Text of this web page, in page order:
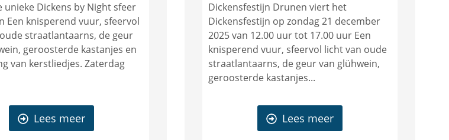
unieke Dickens by Night sfeer
Een knisperend vuur, sfeervol
straatlantaarns, de geur
geroosterde kastanjes en
van kerstliedjes. Zaterdag
Lees meer
Dickensfestijn Drunen viert het
Dickensfestijn op zondag 21 december
2025 van 12.00 uur tot 17.00 uur Een
knisperend vuur, sfeervol licht van oude
straatlantaarns, de geur van glühwein,
geroosterde kastanjes...
Lees meer